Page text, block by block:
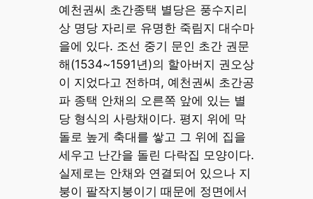
예천권씨 초간종택 별당은 풍수지리
상 명당 자리로 유명한 죽림지 대수마
을에 있다. 조선 중기 문인 초간 권문
해(1534~1591년)의 할아버지 권오상
이 지었다고 전하며, 예천권씨 초간공
파 종택 안채의 오른쪽 앞에 있는 별
당 형식의 사랑채이다. 평지 위에 막
돌로 높게 축대를 쌓고 그 위에 집을
세우고 난간을 돌린 다락집 모양이다.
실제로는 안채와 연결되어 있으나 지
붕이 팔작지붕이기 때문에 정면에서